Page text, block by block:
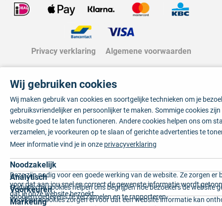
Privacy verklaring Algemene voorwaarden
Wij gebruiken cookies
Wij maken gebruik van cookies en soortgelijke technieken om je
gebruiksvriendelijker en persoonlijker te maken. Sommige cookies
website goed te laten functioneren. Andere cookies helpen ons om
verzamelen, je voorkeuren op te slaan of gerichte advertenties te
Meer informatie vind je in onze privacyverklaring
Noodzakelijk
Deze zijn nodig voor een goede werking van de website. Ze zorgen er
voor dat aan jou snel en correct de gewenste informatie wordt
dat je onze website bezoekt.
Analytisch
Statistische cookies helpen ons begrijpen hoe bezoekers de website
anoniem gegevens te verzamelen en te rapporteren.
Voorkeuren
Voorkeurscookies zorgen ervoor dat een website informatie kan
Marketing